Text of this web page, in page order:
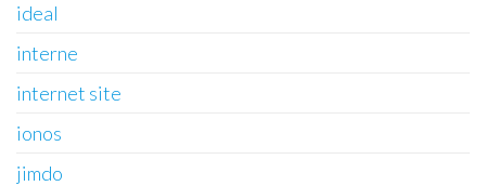
ideal
interne
internet site
ionos
jimdo